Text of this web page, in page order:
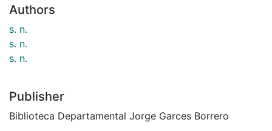
Authors
s. n.
s. n.
s. n.
Publisher
Biblioteca Departamental Jorge Garces Borrero